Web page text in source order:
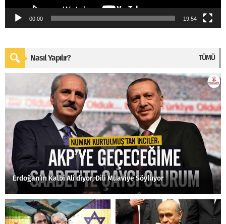
00:00 19:54
Nasıl Yapılır? TÜMÜ
Erdoğan’ın Kalbi Ali diyor, Dili Muaviye Söylüyor